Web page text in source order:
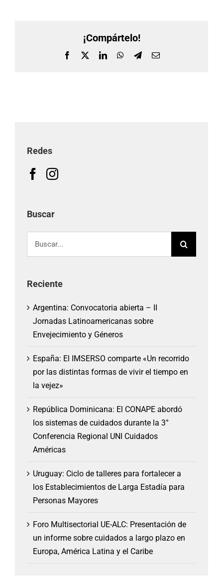
¡Compártelo!
Facebook LinkedInWhatsApp
TelegramCorreo
Redes
Buscar
Reciente
Argentina: Convocatoria abierta – II
Jornadas Latinoamericanas sobre
Envejecimiento y Géneros
España: El IMSERSO comparte «Un recorrido
por las distintas formas de vivir el tiempo en
la vejez»
República Dominicana: El CONAPE abordó
los sistemas de cuidados durante la 3°
Conferencia Regional UNI Cuidados
Américas
Uruguay: Ciclo de talleres para fortalecer a
los Establecimientos de Larga Estadía para
Personas Mayores
Foro Multisectorial UE-ALC: Presentación de
un informe sobre cuidados a largo plazo en
Europa, América Latina y el Caribe